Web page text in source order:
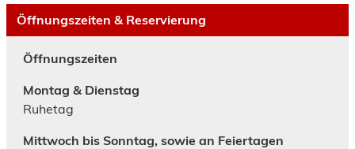
Öffnungszeiten & Reservierung
Öffnungszeiten
Montag & Dienstag
Ruhetag
Mittwoch bis Sonntag, sowie an Feiertagen